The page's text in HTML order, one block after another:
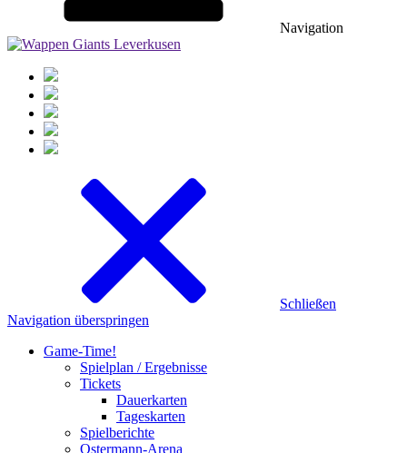
Navigation
Schließen
Navigation überspringen
Game-Time!
Spielplan / Ergebnisse
Tickets
Dauerkarten
Tageskarten
Spielberichte
Ostermann-Arena